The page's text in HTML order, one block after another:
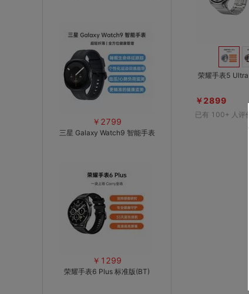
￥2799
三星 Galaxy Watch9 智能手表
￥1299
荣耀手表6 Plus 标准版(BT)
￥2899
已有 100+ 人评价